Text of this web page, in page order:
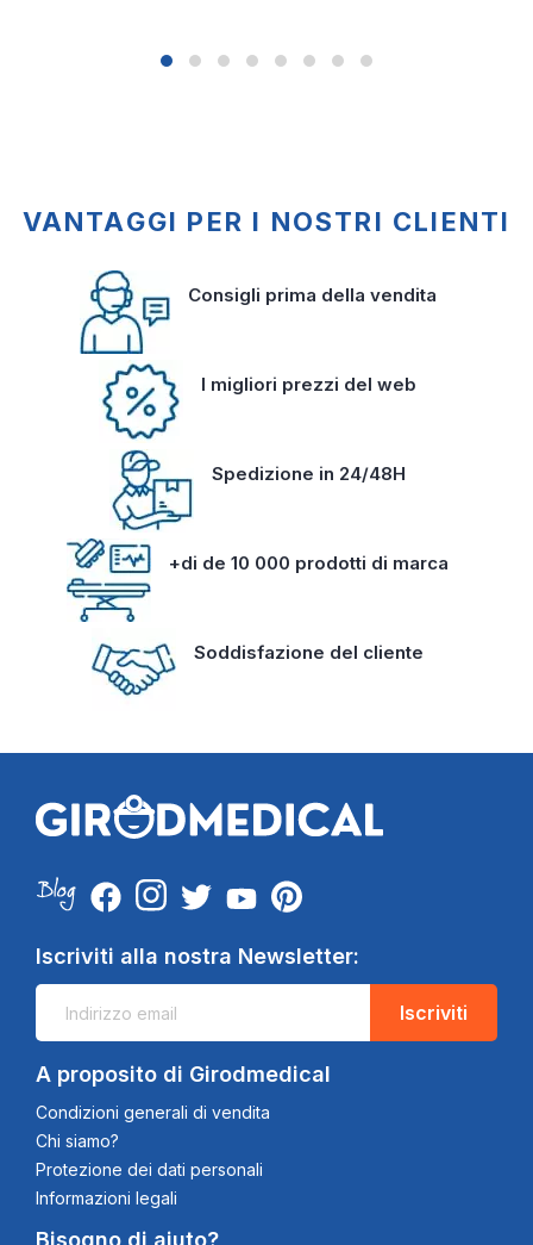
VANTAGGI PER I NOSTRI CLIENTI
Consigli prima della vendita
I migliori prezzi del web
Spedizione in 24/48H
+di de 10 000 prodotti di marca
Soddisfazione del cliente
Iscriviti alla nostra Newsletter:
Iscriviti
A proposito di Girodmedical
Condizioni generali di vendita
Chi siamo?
Protezione dei dati personali
Informazioni legali
Bisogno di aiuto?